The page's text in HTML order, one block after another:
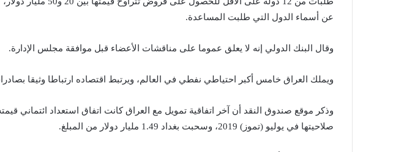
عن أسماء الدول التي طلبت المساعدة.
وقال البنك الدولي إنه لا يعلق عموما على مناقشات الأعضاء قبل موافقة مجلس الإدارة.
ويملك العراق خامس أكبر احتياطي نفطي في العالم، ويرتبط اقتصاده ارتباطا وثيقا
صلاحيتها في يوليو (تموز) 2019، وسحبت بغداد 1.49 مليار دولار من المبلغ.